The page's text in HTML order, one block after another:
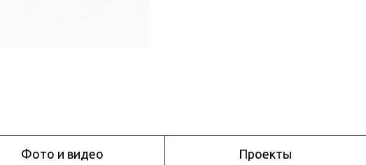
Фото и видео Проекты